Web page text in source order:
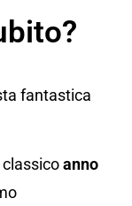
fantastica
classicoanno